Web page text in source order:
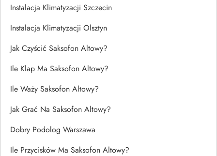
Instalacja Klimatyzacji Szczecin
Instalacja Klimatyzacji Olsztyn
Jak Czyścić Saksofon Altowy?
Ile Klap Ma Saksofon Altowy?
Ile Waży Saksofon Altowy?
Jak Grać Na Saksofon Altowy?
Dobry Podolog Warszawa
Ile Przycisków Ma Saksofon Altowy?